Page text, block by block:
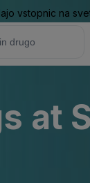
vstopnic na
at